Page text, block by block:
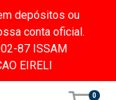
depósitos ou
conta oficial.
87 ISSAM
EIRELI
0